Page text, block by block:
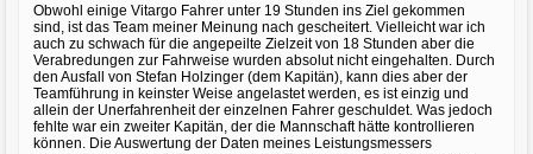
Obwohl einige Vitargo Fahrer unter 19 Stunden ins Ziel gekommen
sind, ist das Team meiner Meinung nach gescheitert. Vielleicht war ich
auch zu schwach für die angepeilte Zielzeit von 18 Stunden aber die
Verabredungen zur Fahrweise wurden absolut nicht eingehalten. Durch
den Ausfall von Stefan Holzinger (dem Kapitän), kann dies aber der
Teamführung in keinster Weise angelastet werden, es ist einzig und
allein der Unerfahrenheit der einzelnen Fahrer geschuldet. Was jedoch
fehlte war ein zweiter Kapitän, der die Mannschaft hätte kontrollieren
können. Die Auswertung der Daten meines Leistungsmessers